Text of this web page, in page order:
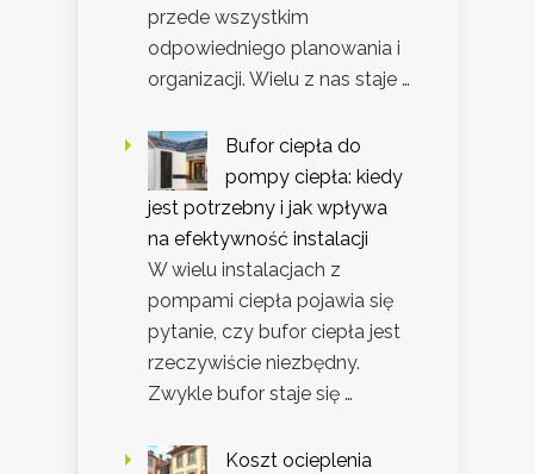
przede wszystkim
odpowiedniego planowania i
organizacji. Wielu z nas staje …
Bufor ciepła do
pompy ciepła: kiedy
jest potrzebny i jak wpływa
na efektywność instalacji
W wielu instalacjach z
pompami ciepła pojawia się
pytanie, czy bufor ciepła jest
rzeczywiście niezbędny.
Zwykle bufor staje się …
Koszt ocieplenia